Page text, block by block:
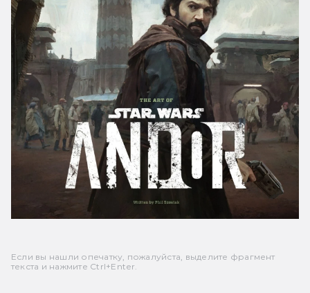
Если вы нашли опечатку, пожалуйста, выделите фрагмент
текста и нажмите Ctrl+Enter.